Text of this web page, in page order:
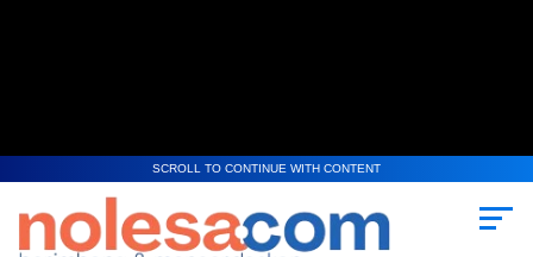
SCROLL TO CONTINUE WITH CONTENT